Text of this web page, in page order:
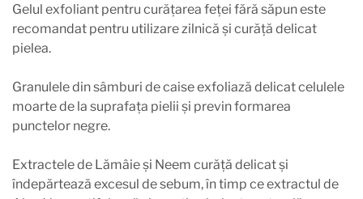
Gelul exfoliant pentru curăţarea feţei fără săpun este
recomandat pentru utilizare zilnică și curăţă delicat
pielea.
Granulele din sâmburi de caise exfoliază delicat celulele
moarte de la suprafaţa pielii şi previn formarea
punctelor negre.
Extractele de Lămâie şi Neem curăţă delicat şi
îndepărtează excesul de sebum, în timp ce extractul de